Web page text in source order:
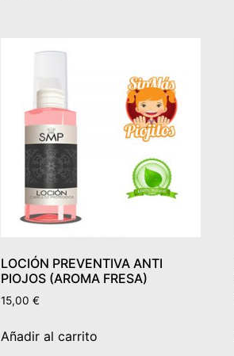
LOCIÓN PREVENTIVA ANTI
PIOJOS (AROMA FRESA)
15,00€
Añadir al carrito